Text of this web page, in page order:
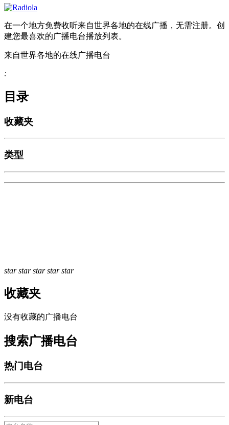
在一个地方免费收听来自世界各地的在线广播，无需注册。创
建您最喜欢的广播电台播放列表。
来自世界各地的在线广播电台
:
目录
收藏夹
类型
star star star star star
收藏夹
没有收藏的广播电台
搜索广播电台
热门电台
新电台